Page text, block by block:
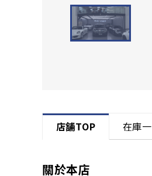
店舗TOP 在庫
關於本店